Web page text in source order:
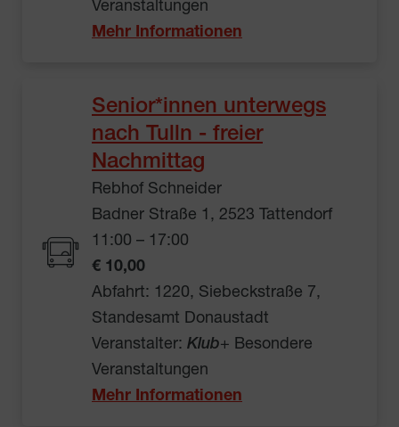
Veranstaltungen
Mehr Informationen
Senior*innen unterwegs
nach Tulln - freier
Nachmittag
Rebhof Schneider
Badner Straße 1, 2523 Tattendorf
11:00 – 17:00
€ 10,00
Abfahrt: 1220, Siebeckstraße 7,
Standesamt Donaustadt
Veranstalter: Klub+ Besondere
Veranstaltungen
Mehr Informationen